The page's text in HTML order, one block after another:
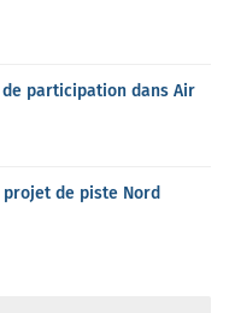
participation dans Air
de piste Nord